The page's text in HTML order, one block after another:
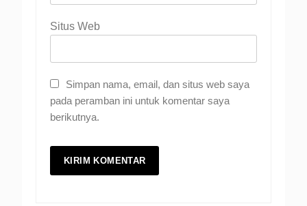
Situs Web
Simpan nama, email, dan situs web saya
pada peramban ini untuk komentar saya
berikutnya.